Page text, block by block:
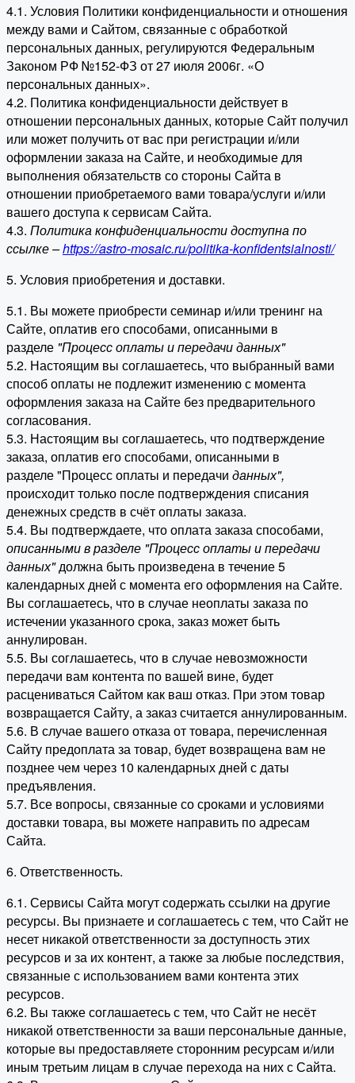
4.1. Условия Политики конфиденциальности и отношения
между вами и Сайтом, связанные с обработкой
персональных данных, регулируются Федеральным
Законом РФ №152-ФЗ от 27 июля 2006г. «О
персональных данных».
4.2. Политика конфиденциальности действует в
отношении персональных данных, которые Сайт получил
или может получить от вас при регистрации и/или
оформлении заказа на Сайте, и необходимые для
выполнения обязательств со стороны Сайта в
отношении приобретаемого вами товара/услуги и/или
вашего доступа к сервисам Сайта.
4.3. Политика конфиденциальности доступна по
ссылке –https://astro-mosaic.ru/politika-konfidentsialnosti/
5. Условия приобретения и доставки.
5.1. Вы можете приобрести семинар и/или тренинг на
Сайте, оплатив его способами, описанными в
разделе "Процесс оплаты и передачи данных"
5.2. Настоящим вы соглашаетесь, что выбранный вами
способ оплаты не подлежит изменению с момента
оформления заказа на Сайте без предварительного
согласования.
5.3. Настоящим вы соглашаетесь, что подтверждение
заказа, оплатив его способами, описанными в
разделе "Процесс оплаты и передачи данных",
происходит только после подтверждения списания
денежных средств в счёт оплаты заказа.
5.4. Вы подтверждаете, что оплата заказа способами,
описанными в разделе "Процесс оплаты и передачи
данных"должна быть произведена в течение 5
календарных дней с момента его оформления на Сайте.
Вы соглашаетесь, что в случае неоплаты заказа по
истечении указанного срока, заказ может быть
аннулирован.
5.5. Вы соглашаетесь, что в случае невозможности
передачи вам контента по вашей вине, будет
расцениваться Сайтом как ваш отказ. При этом товар
возвращается Сайту, а заказ считается аннулированным.
5.6. В случае вашего отказа от товара, перечисленная
Сайту предоплата за товар, будет возвращена вам не
позднее чем через 10 календарных дней с даты
предъявления.
5.7. Все вопросы, связанные со сроками и условиями
доставки товара, вы можете направить по адресам
Сайта.
6. Ответственность.
6.1. Сервисы Сайта могут содержать ссылки на другие
ресурсы. Вы признаете и соглашаетесь с тем, что Сайт не
несет никакой ответственности за доступность этих
ресурсов и за их контент, а также за любые последствия,
связанные с использованием вами контента этих
ресурсов.
6.2. Вы также соглашаетесь с тем, что Сайт не несёт
никакой ответственности за ваши персональные данные,
которые вы предоставляете сторонним ресурсам и/или
иным третьим лицам в случае перехода на них с Сайта.